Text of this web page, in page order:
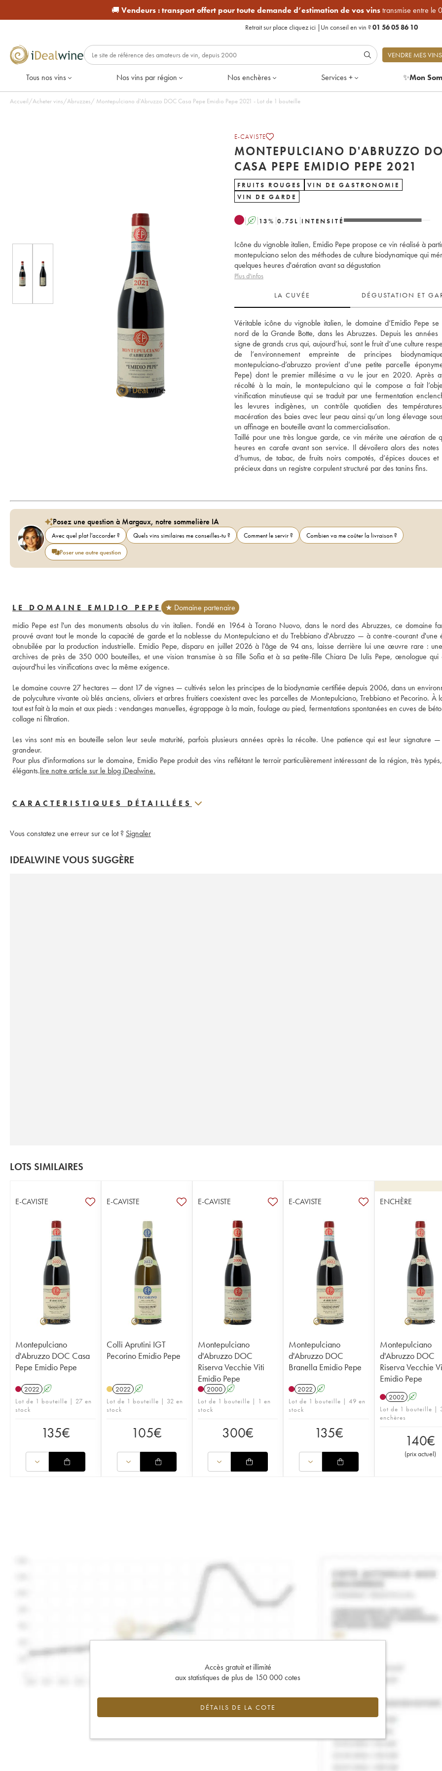
🚚 Vendeurs :transport offert pour toute demande d’estimation de vos vinstransmise entre le
Retrait sur place cliquez ici | Un conseil en vin ?01 56 05 86 10
VENDRE MES VINS
Tous nos vins Nos vins par région Nos enchères Services + ✨Mon
Accueil/Acheter vins/Abruzzes/ Montepulciano d'Abruzzo DOC Casa Pepe Emidio Pepe 2021 - Lot de 1 bouteille
E-CAVISTE
MONTEPULCIANO D'ABRUZZO
CASA PEPE EMIDIO PEPE 2021
FRUITS ROUGES
VIN DE GASTRONOMIE
VIN DE GARDE
A 13% 0.75 L INTENSITÉ
Icône du vignoble italien, Emidio Pepe propose ce vin réalisé à
montepulciano selon des méthodes de culture biodynamique qui
quelques heures d'aération avant sa dégustation
Plus d'infos
LA CUVÉE DÉGUSTATION ET
Véritable icône du vignoble italien, le domaine d’Emidio Pepe se
nord de la Grande Botte, dans les Abruzzes. Depuis les
signe de grands crus qui, aujourd’hui, sont le fruit d’une culture
de l’environnement empreinte de principes
montepulciano-d’abruzzo provient d’une petite parcelle
Pepe) dont le premier millésime a vu le jour en 2020. Après
récolté à la main, le montepulciano qui le compose a fait
vinification minutieuse qui se traduit par une fermentation
les levures indigènes, un contrôle quotidien des
macération des baies avec leur peau ainsi qu’un long élevage
un affinage en bouteille avant la commercialisation.
Taillé pour une très longue garde, ce vin mérite une aération de
heures en carafe avant son service. Il dévoilera alors des notes
d’humus, de tabac, de fruits noirs compotés, d’épices douces
précieux dans un registre corpulent structuré par des tanins fins.
Posez une question à Margaux, notre sommelière IA
Avec quel plat l'accorder ? Quels vins similaires me conseilles-tu ? Comment le servir ?
Combien va me coûter la livraison ?
Poser une autre question
LE DOMAINE EMIDIO PEPE
★ Domaine partenaire
midio Pepe est l'un des monuments absolus du vin italien. Fondé en 1964 à Torano Nuovo, dans le nord des Abruzzes, ce domaine
prouvé avant tout le monde la capacité de garde et la noblesse du Montepulciano et du Trebbiano d'Abruzzo — à contre-courant d'une
obnubilée par la production industrielle. Emidio Pepe, disparu en juillet 2026 à l'âge de 94 ans, laisse derrière lui une œuvre rare :
archives de près de 350 000 bouteilles, et une vision transmise à sa fille Sofia et à sa petite-fille Chiara De Iulis Pepe, œnologue qui
aujourd'hui les vinifications avec la même exigence.
Le domaine couvre 27 hectares — dont 17 de vignes — cultivés selon les principes de la biodynamie certifiée depuis 2006, dans un
de polyculture vivante où blés anciens, oliviers et arbres fruitiers coexistent avec les parcelles de Montepulciano, Trebbiano et Pecorino. À
tout est fait à la main et aux pieds : vendanges manuelles, égrappage à la main, foulage au pied, fermentations spontanées en cuves de
collage ni filtration.
Les vins sont mis en bouteille selon leur seule maturité, parfois plusieurs années après la récolte. Une patience qui est leur signature
grandeur.
Pour plus d'informations sur le domaine, Emidio Pepe produit des vins reflétant le terroir particulièrement intéressant de la région, très
élégants.lire notre article sur le blog iDealwine.
CARACTERISTIQUES DÉTAILLÉES
Vous constatez une erreur sur ce lot ? Signaler
IDEALWINE VOUS SUGGÈRE
LOTS SIMILAIRES
E-CAVISTE
Montepulciano
d'Abruzzo DOC Casa
Pepe Emidio Pepe
2022 A
Lot de 1 bouteille | 27 en
stock
135€
E-CAVISTE
Colli Aprutini IGT
Pecorino Emidio Pepe
2022 A
Lot de 1 bouteille | 32 en
stock
105€
E-CAVISTE
Montepulciano
d'Abruzzo DOC
Riserva Vecchie Viti
Emidio Pepe
2000 A
Lot de 1 bouteille | 1 en
stock
300€
E-CAVISTE
Montepulciano
d'Abruzzo DOC
Branella Emidio Pepe
2022 A
Lot de 1 bouteille | 49 en
stock
135€
ENCHÈRE
Montepulciano
d'Abruzzo DOC
Riserva Vecchie
Emidio Pepe
2002 A
Lot de 1 bouteille |
enchères
140€
(prix actuel)
Accès gratuit et illimité
aux statistiques de plus de 150 000 cotes
DÉTAILS DE LA COTE